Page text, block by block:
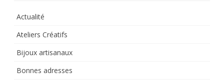
Actualité
Ateliers Créatifs
Bijoux artisanaux
Bonnes adresses